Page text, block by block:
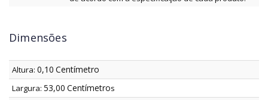
Dimensões
Altura: 0,10 Centímetro
Largura: 53,00 Centímetros